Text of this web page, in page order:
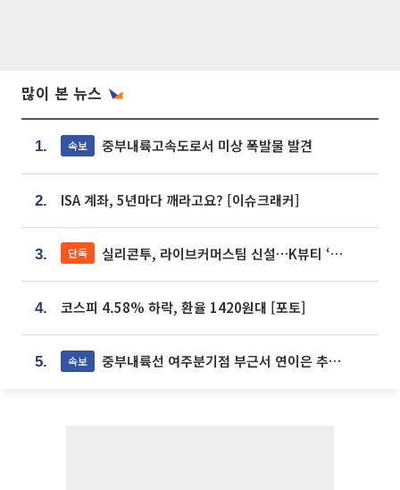
많이 본 뉴스
1. 속보 중부내륙고속도로서 미상 폭발물 발견
2. ISA 계좌, 5년마다 깨라고요? [이슈크래커]
3. 단독 실리콘투, 라이브커머스팀 신설…K뷰티 ‘글로벌 판매망’ 확대[K뷰티 라방戰]
4. 코스피 4.58% 하락, 환율 1420원대 [포토]
5. 속보 중부내륙선 여주분기점 부근서 연이은 추돌사고 발생